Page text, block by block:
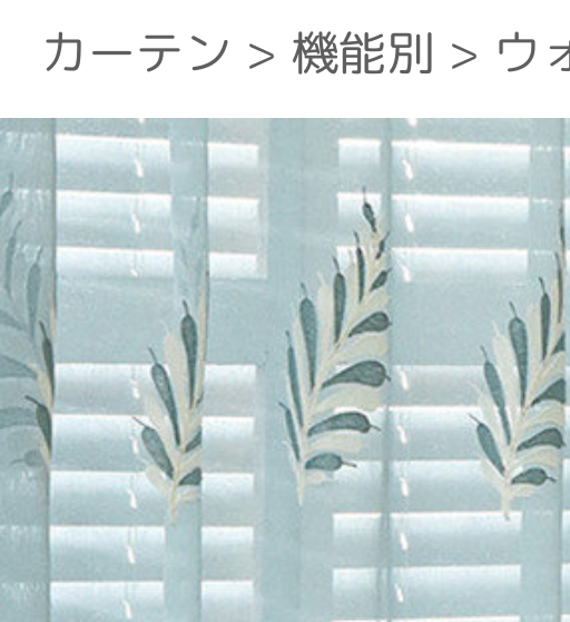
カーテン > 機能別 > ウ
カーテン> 素材>ポリ
カーテン> 場所で選ぶ
カーテン
>場所で選ぶ>
カーテン>デザインテ
カーテン> 場所で選ぶ
カーテン> カーテンの